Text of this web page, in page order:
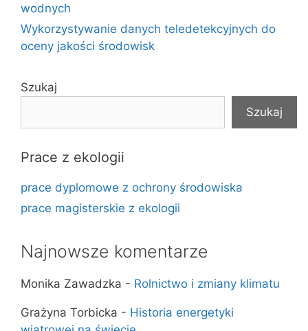
wodnych
Wykorzystywanie danych teledetekcyjnych do
oceny jakości środowisk
Szukaj
Szukaj
Prace z ekologii
prace dyplomowe z ochrony środowiska
prace magisterskie z ekologii
Najnowsze komentarze
Monika Zawadzka - Rolnictwo i zmiany klimatu
Grażyna Torbicka - Historia energetyki